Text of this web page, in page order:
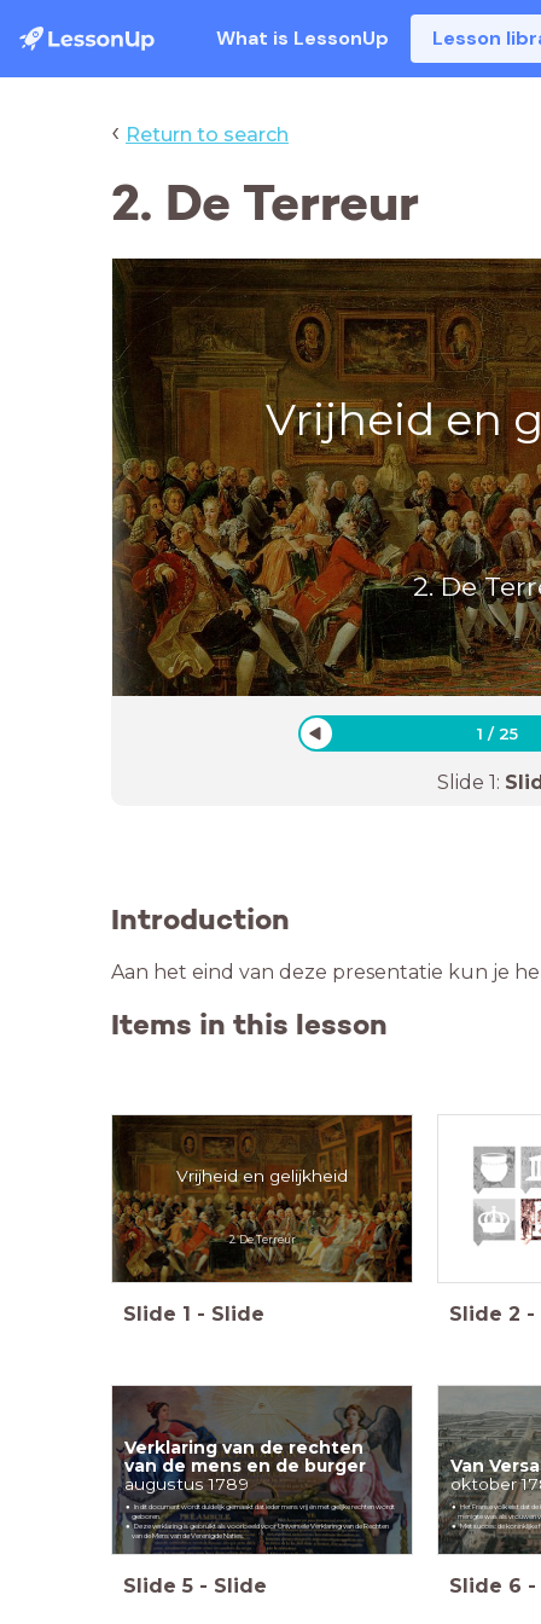
What is LessonUp Lesson
‹ Return to search
2. De Terreur
Vrijheid en
2. De
1 /25
Slide 1:
Introduction
Aan het eind van deze presentatie kun je
Items in this lesson
Vrijheid en gelijkheid
2. De Terreur
Slide 1 - Slide Slide 2 -
Verklaring vande rechten
van de mens en de burger
augustus 1789
In dit document wordt duidelijk gemaakt dat ieder mens vrij én met gelijke rechten wordt
geboren.
Deze verklaring is gebruikt als voorbeeld voor Universele Verklaring van de Rechten
van de Mens van de Verenigde Naties.
Slide 5 - Slide
Van
oktober
Het Franse volk eist dat
menigte was als vrouwen
Met succes: de koninklijke
Slide 6 -